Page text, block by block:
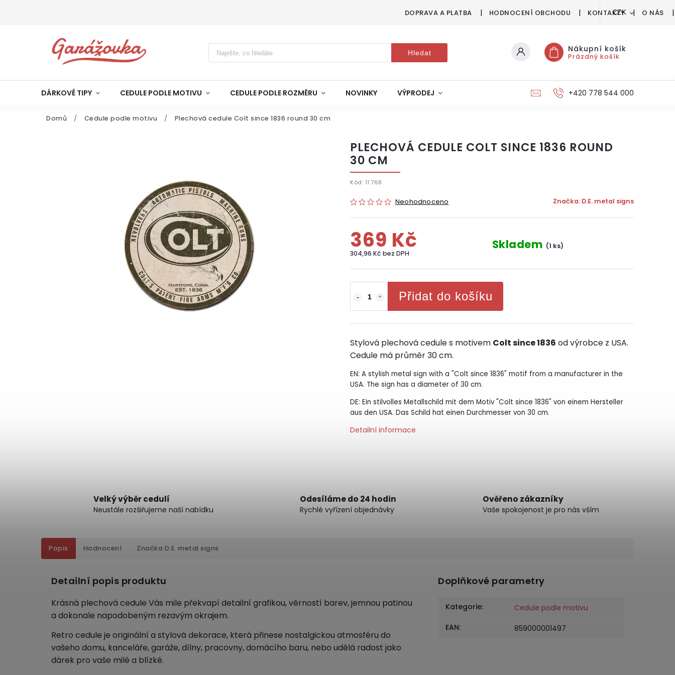
DOPRAVA A PLATBA HODNOCENÍ OBCHODU KONTAKTY O NÁS
CZK
Hledat Nákupní košík
Prázdný košík
DÁRKOVÉ TIPY CEDULE PODLE MOTIVU CEDULE PODLE ROZMĚRU NOVINKY VÝPRODEJ +420 778 544 000
Domů / Cedule podle motivu / Plechová cedule Colt since 1836 round 30 cm
PLECHOVÁ CEDULE COLT SINCE 1836 ROUND
30 CM
Kód: 11.768
Neohodnoceno Značka: D.E. metal signs
369 Kč
304,96 Kč bez DPH
Skladem (1 ks)
Přidat do košíku
Stylová plechová cedule s motivem Colt since 1836 od výrobce z USA.
Cedule má průměr 30 cm.
EN: A stylish metal sign with a "Colt since 1836" motif from a manufacturer in the
USA. The sign has a diameter of 30 cm.
DE: Ein stilvolles Metallschild mit dem Motiv "Colt since 1836" von einem Hersteller
aus den USA. Das Schild hat einen Durchmesser von 30 cm.
Detailní informace
Velký výběr cedulí
Neustále rozšiřujeme naší nabídku
Odesíláme do 24 hodin
Rychlé vyřízení objednávky
Ověřeno zákazníky
Vaše spokojenost je pro nás vším
Popis Hodnocení Značka D.E. metal signs
Detailní popis produktu
Krásná plechová cedule Vás mile překvapí detailní grafikou, věrností barev, jemnou patinou
a dokonale napodobeným rezavým okrajem.
Retro cedule je originální a stylová dekorace, která přinese nostalgickou atmosféru do
vašeho domu, kanceláře, garáže, dílny, pracovny, domácího baru, nebo udělá radost jako
dárek pro vaše milé a blízké.
Doplňkové parametry
Kategorie:
Cedule podle motivu
EAN: 859000001497